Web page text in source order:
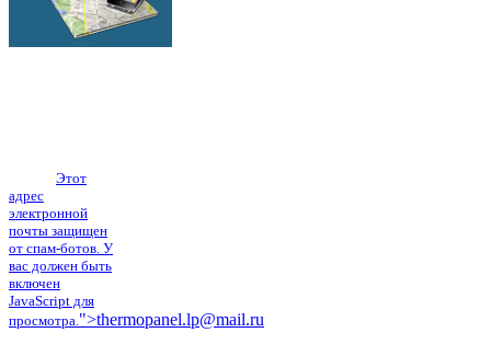
Этот
адрес
электронной
почты защищен
от спам-ботов. У
вас должен быть
включен
JavaScript для
просмотра.">thermopanel.lp@mail.ru